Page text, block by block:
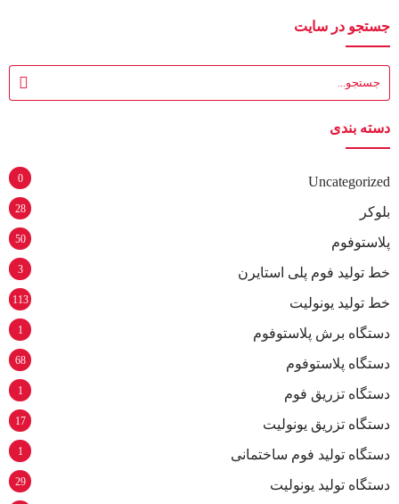
جستجو در سایت
دسته بندی
Uncategorized
0
بلوکر 28
پلاستوفوم 50
خط تولید فوم پلی استایرن 3
خط تولید یونولیت 113
دستگاه برش پلاستوفوم 1
دستگاه پلاستوفوم 68
دستگاه تزریق فوم 1
دستگاه تزریق یونولیت 17
دستگاه تولید فوم ساختمانی 1
دستگاه تولید یونولیت 29